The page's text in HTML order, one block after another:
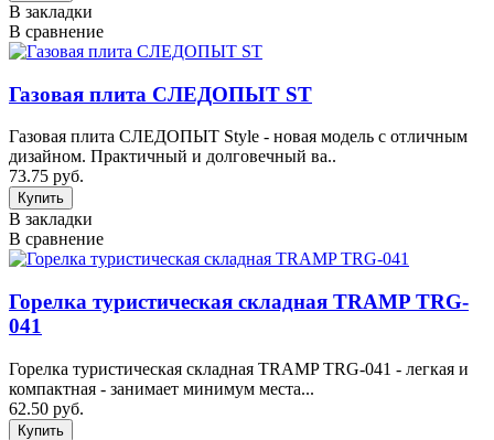
В закладки
В сравнение
Газовая плита СЛЕДОПЫТ ST
Газовая плита СЛЕДОПЫТ Style - новая модель с отличным
дизайном. Практичный и долговечный ва..
73.75 руб.
В закладки
В сравнение
Горелка туристическая складная TRAMP TRG-
041
Горелка туристическая складная TRAMP TRG-041 - легкая и
компактная - занимает минимум места...
62.50 руб.